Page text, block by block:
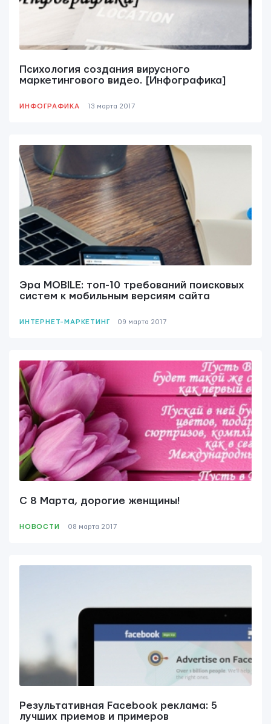
Психология создания вирусного
маркетингового видео. [Инфографика]
ИНФОГРАФИКА 13 мартa 2017
Эра MOBILE: топ-10 требований поисковых
систем к мобильным версиям сайта
ИНТЕРНЕТ-МАРКЕТИНГ 09 мартa 2017
С 8 Марта, дорогие женщины!
НОВОСТИ 08 мартa 2017
Результативная Facebook реклама: 5
лучших приемов и примеров
ОТПРАВИТЬ
Мы вам ответим в течении24 часов.